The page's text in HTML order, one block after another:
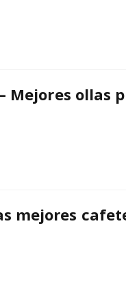
Mejores ollas
mejores